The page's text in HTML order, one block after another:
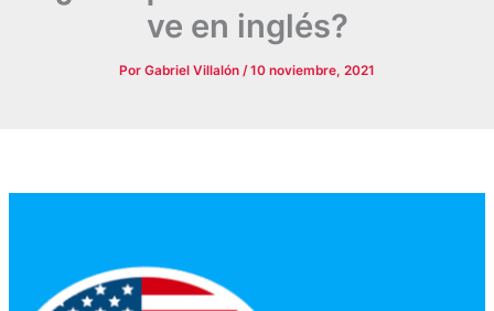
ve en inglés?
Por Gabriel Villalón /10 noviembre, 2021